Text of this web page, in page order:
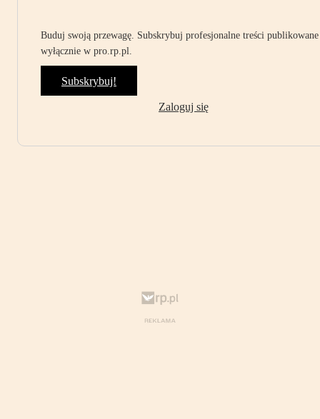
Buduj swoją przewagę. Subskrybuj profesjonalne treści publikowane
wyłącznie w pro.rp.pl.
Subskrybuj!
Zaloguj się